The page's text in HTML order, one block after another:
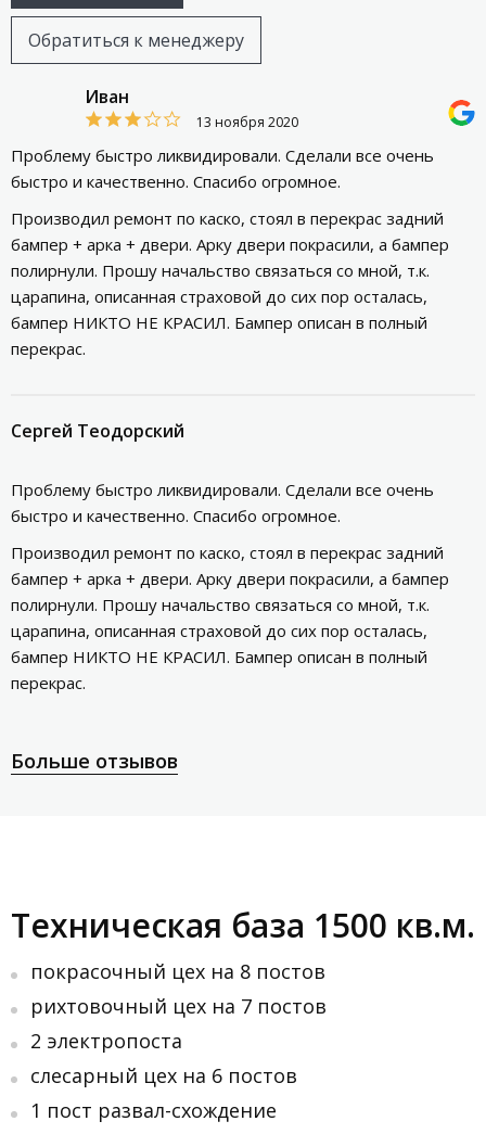
Обратиться к менеджеру
Иван
13 ноября 2020
Проблему быстро ликвидировали. Сделали все очень
быстро и качественно. Спасибо огромное.
Производил ремонт по каско, стоял в перекрас задний
бампер + арка + двери. Арку двери покрасили, а бампер
полирнули. Прошу начальство связаться со мной, т.к.
царапина, описанная страховой до сих пор осталась,
бампер НИКТО НЕ КРАСИЛ. Бампер описан в полный
перекрас.
Сергей Теодорский
Проблему быстро ликвидировали. Сделали все очень
быстро и качественно. Спасибо огромное.
Производил ремонт по каско, стоял в перекрас задний
бампер + арка + двери. Арку двери покрасили, а бампер
полирнули. Прошу начальство связаться со мной, т.к.
царапина, описанная страховой до сих пор осталась,
бампер НИКТО НЕ КРАСИЛ. Бампер описан в полный
перекрас.
Больше отзывов
Техническая база 1500 кв.м.
покрасочный цех на 8 постов
рихтовочный цех на 7 постов
2 электропоста
слесарный цех на 6 постов
1 пост развал-схождение